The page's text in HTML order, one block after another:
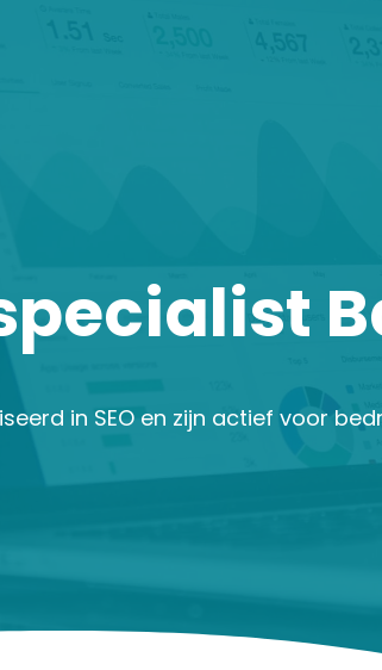
in SEO en zijn actief voor